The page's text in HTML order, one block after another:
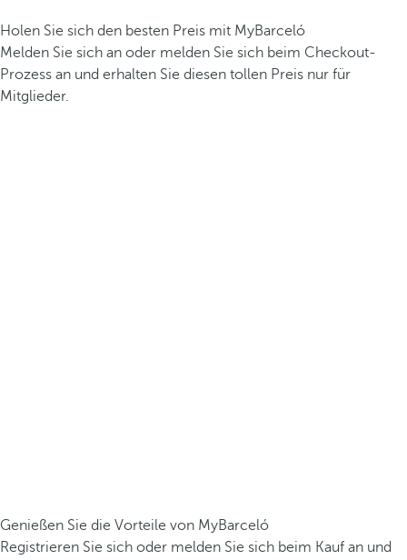
Holen Sie sich den besten Preis mit MyBarceló
Melden Sie sich an oder melden Sie sich beim Checkout-
Prozess an und erhalten Sie diesen tollen Preis nur für
Mitglieder.
Genießen Sie die Vorteile von MyBarceló
Registrieren Sie sich oder melden Sie sich beim Kauf an und